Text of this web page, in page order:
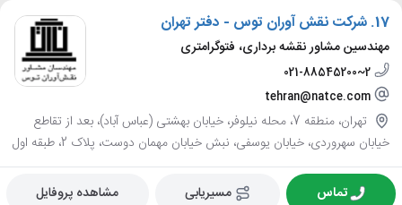
17. شرکت نقش آوران توس - دفتر تهران
مهندسین مشاور نقشه برداری، فتوگرامتری
021-88545200~2
tehran@natce.com
تهران، منطقه 7، محله نیلوفر، خیابان بهشتی (عباس آباد)، بعد از تقاطع
خیابان سهروردی، خیابان یوسفی، نبش خیابان مهمان دوست، پلاک 2، طبقه اول
تماس مسیریابی مشاهده پروفایل